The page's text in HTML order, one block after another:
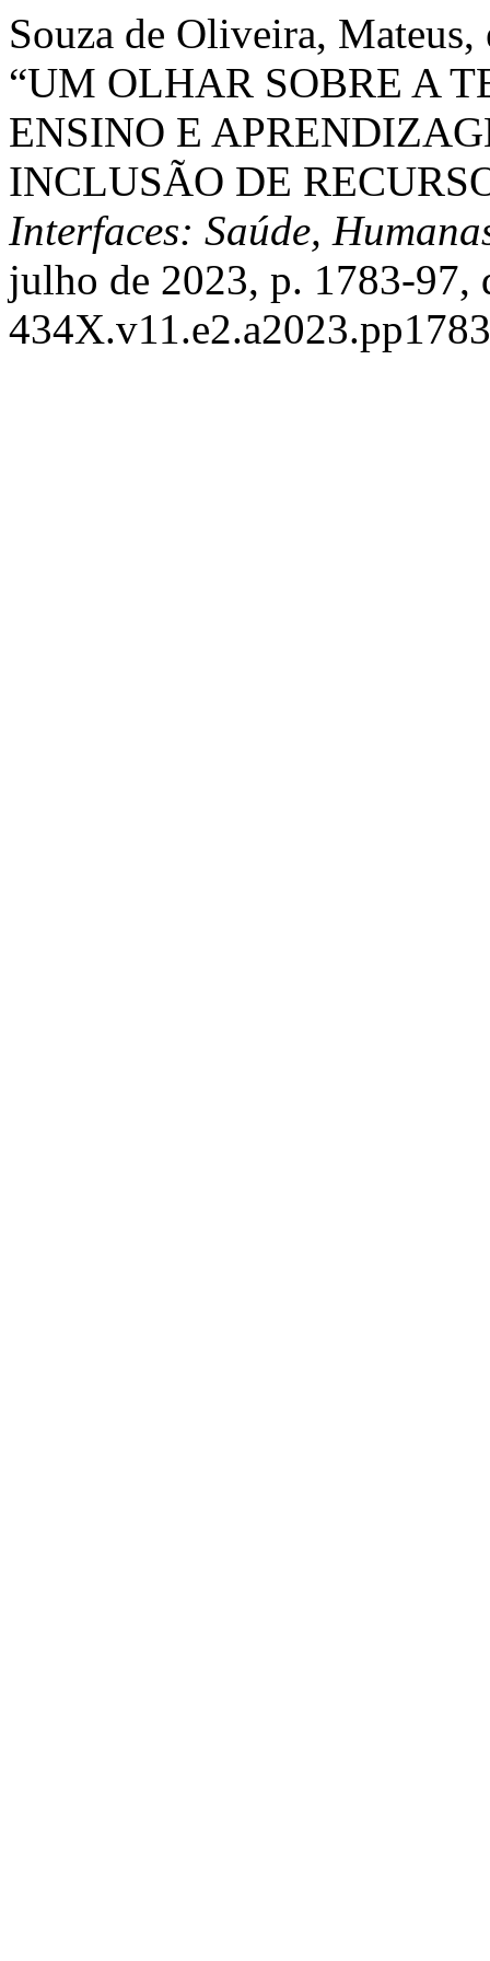
Souza de Oliveira,
“UM OLHAR SOBRE A
ENSINO E
INCLUSÃO DE
Interfaces: Saúde,
julho de 2023, p. 1783-97,